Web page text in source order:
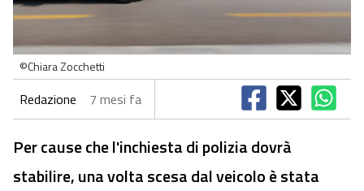
©Chiara Zocchetti
Redazione 7 mesi fa
Per cause che l'inchiesta di polizia dovrà
stabilire, una volta scesa dal veicolo è stata